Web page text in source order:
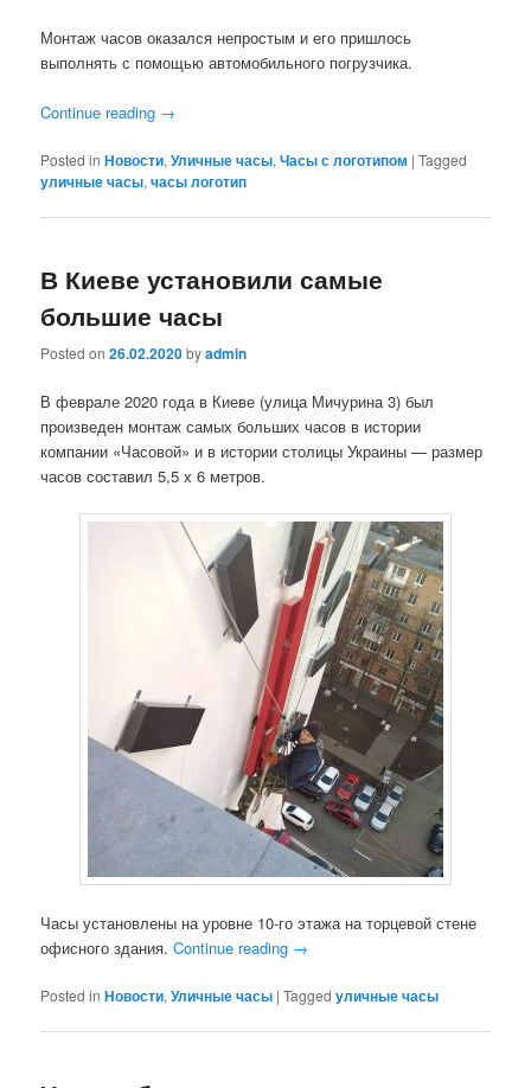
Монтаж часов оказался непростым и его пришлось
выполнять с помощью автомобильного погрузчика.
Continue reading →
Posted in Новости,Уличные часы,Часы с логотипом |Tagged
уличные часы,часы логотип
В Киеве установили самые
большие часы
Posted on26.02.2020byadmin
В феврале 2020 года в Киеве (улица Мичурина 3) был
произведен монтаж самых больших часов в истории
компании «Часовой» и в истории столицы Украины — размер
часов составил 5,5 х 6 метров.
Часы установлены на уровне 10-го этажа на торцевой стене
офисного здания.Continue reading →
Posted in Новости,Уличные часы |Tagged уличные часы